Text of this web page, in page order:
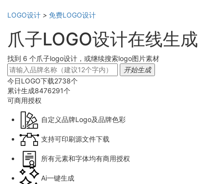
LOGO设计 > 免费LOGO设计
爪子LOGO设计在线生成
找到 6 个爪子logo设计，或继续搜索logo图片素材
开始生成
今日LOGO下载2738个
累计生成8476291个
可商用授权
自定义品牌Logo及品牌色彩
支持可印刷源文件下载
所有元素和字体均有商用授权
Ai一键生成